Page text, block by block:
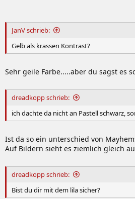
JanV schrieb:
Gelb als krassen Kontrast?
Sehr geile Farbe.....aber du sagst es
dreadkopp schrieb:
ich dachte da nicht an Pastell schwarz,
Ist da so ein unterschied von
Auf Bildern sieht es ziemlich gleich
dreadkopp schrieb:
Bist du dir mit dem lila sicher?